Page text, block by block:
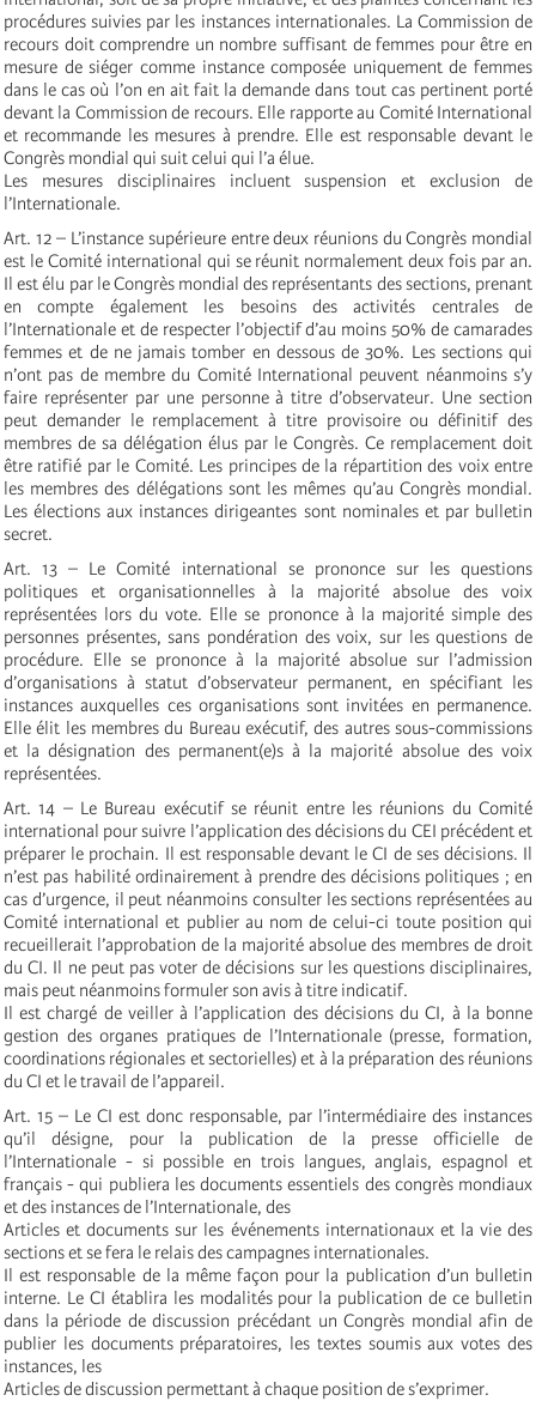
procédures suivies par les instances internationales. La Commission de
recours doit comprendre un nombre suffisant de femmes pour être en
mesure de siéger comme instance composée uniquement de femmes
dans le cas où l’on en ait fait la demande dans tout cas pertinent porté
devant la Commission de recours. Elle rapporte au Comité International
et recommande les mesures à prendre. Elle est responsable devant le
Congrès mondial qui suit celui qui l’a élue.
Les mesures disciplinaires incluent suspension et exclusion de
l’Internationale.
Art. 12 – L’instance supérieure entre deux réunions du Congrès mondial
est le Comité international qui se réunit normalement deux fois par an.
Il est élu par le Congrès mondial des représentants des sections, prenant
en compte également les besoins des activités centrales de
l’Internationale et de respecter l’objectif d’au moins 50% de camarades
femmes et de ne jamais tomber en dessous de 30%. Les sections qui
n’ont pas de membre du Comité International peuvent néanmoins s’y
faire représenter par une personne à titre d’observateur. Une section
peut demander le remplacement à titre provisoire ou définitif des
membres de sa délégation élus par le Congrès. Ce remplacement doit
être ratifié par le Comité. Les principes de la répartition des voix entre
les membres des délégations sont les mêmes qu’au Congrès mondial.
Les élections aux instances dirigeantes sont nominales et par bulletin
secret.
Art. 13 – Le Comité international se prononce sur les questions
politiques et organisationnelles à la majorité absolue des voix
représentées lors du vote. Elle se prononce à la majorité simple des
personnes présentes, sans pondération des voix, sur les questions de
procédure. Elle se prononce à la majorité absolue sur l’admission
d’organisations à statut d’observateur permanent, en spécifiant les
instances auxquelles ces organisations sont invitées en permanence.
Elle élit les membres du Bureau exécutif, des autres sous-commissions
et la désignation des permanent(e)s à la majorité absolue des voix
représentées.
Art. 14 – Le Bureau exécutif se réunit entre les réunions du Comité
international pour suivre l’application des décisions du CEI précédent et
préparer le prochain. Il est responsable devant le CI de ses décisions. Il
n’est pas habilité ordinairement à prendre des décisions politiques ; en
cas d’urgence, il peut néanmoins consulter les sections représentées au
Comité international et publier au nom de celui-ci toute position qui
recueillerait l’approbation de la majorité absolue des membres de droit
du CI. Il ne peut pas voter de décisions sur les questions disciplinaires,
mais peut néanmoins formuler son avis à titre indicatif.
Il est chargé de veiller à l’application des décisions du CI, à la bonne
gestion des organes pratiques de l’Internationale (presse, formation,
coordinations régionales et sectorielles) et à la préparation des réunions
du CI et le travail de l’appareil.
Art. 15 – Le CI est donc responsable, par l’intermédiaire des instances
qu’il désigne, pour la publication de la presse officielle de
l’Internationale - si possible en trois langues, anglais, espagnol et
français - qui publiera les documents essentiels des congrès mondiaux
et des instances de l’Internationale, des
Articles et documents sur les événements internationaux et la vie des
sections et se fera le relais des campagnes internationales.
Il est responsable de la même façon pour la publication d’un bulletin
interne. Le CI établira les modalités pour la publication de ce bulletin
dans la période de discussion précédant un Congrès mondial afin de
publier les documents préparatoires, les textes soumis aux votes des
instances, les
Articles de discussion permettant à chaque position de s’exprimer.